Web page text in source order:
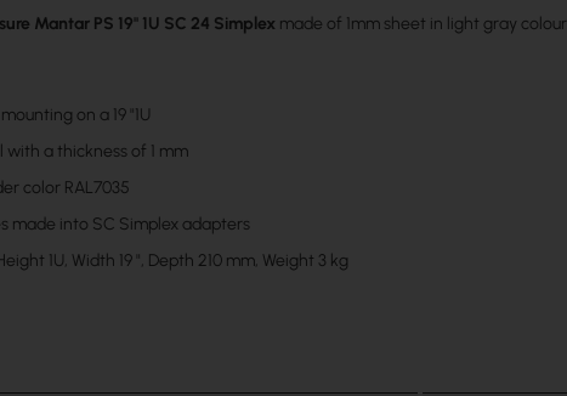
Mantar PS 19" 1U SC 24 Simplex made of 1mm sheet in light gray colour.
on a 19 "1U
with a thickness of 1 mm
color RAL7035
made into SC Simplex adapters
1U, Width 19 ", Depth 210 mm, Weight 3 kg